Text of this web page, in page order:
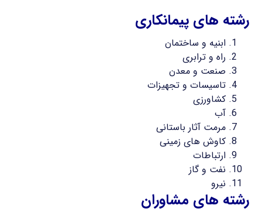
رشته های پیمانکاری
ابنیه و ساختمان
راه و ترابری
صنعت و معدن
تاسیسات و تجهیزات
کشاورزی
آب
مرمت آثار باستانی
کاوش های زمینی
ارتباطات
نفت و گاز
نیرو
رشته های مشاوران